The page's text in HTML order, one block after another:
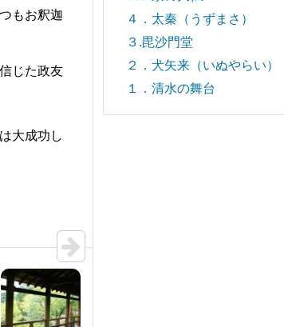
もお釈迦
じた政友
大成功し
４．太秦（うずまさ）
３.毘沙門堂
２．犬矢来（いぬやらい）
１．清水の舞台